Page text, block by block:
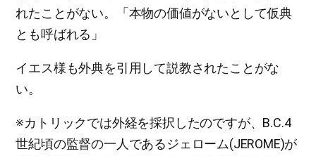
れたことがない。「本物の価値がないとして仮典
とも呼ばれる」
イエス様も外典を引用して説教されたことがな
い。
※カトリックでは外経を採択したのですが、B.C.4
世紀頃の監督の一人であるジェローム(JEROME)が